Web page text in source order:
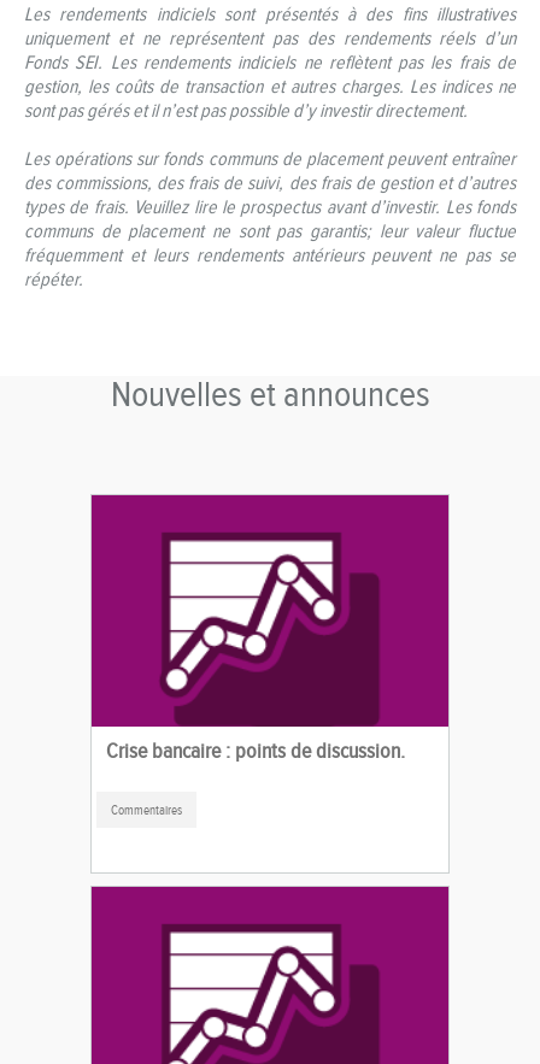
Les rendements indiciels sont présentés à des fins illustratives
uniquement et ne représentent pas des rendements réels d’un
Fonds SEI. Les rendements indiciels ne reflètent pas les frais de
gestion, les coûts de transaction et autres charges. Les indices ne
sont pas gérés et il n’est pas possible d’y investir directement.
Les opérations sur fonds communs de placement peuvent entraîner
des commissions, des frais de suivi, des frais de gestion et d’autres
types de frais. Veuillez lire le prospectus avant d’investir. Les fonds
communs de placement ne sont pas garantis; leur valeur fluctue
fréquemment et leurs rendements antérieurs peuvent ne pas se
répéter.
Nouvelles et announces
Crise bancaire : points de discussion.
Commentaires